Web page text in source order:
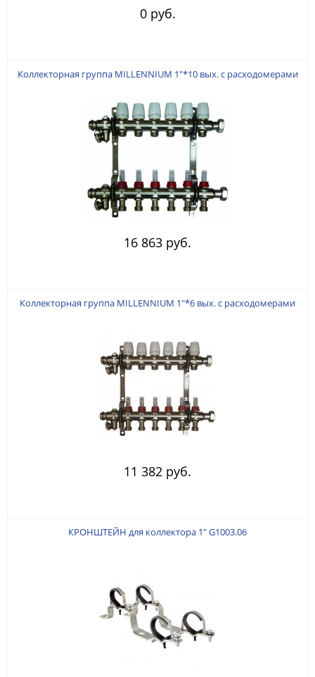
0 руб.
Коллекторная группа MILLENNIUM 1"*10 вых. с расходомерами
16 863 руб.
Коллекторная группа MILLENNIUM 1"*6 вых. с расходомерами
11 382 руб.
КРОНШТЕЙН для коллектора 1" G1003.06